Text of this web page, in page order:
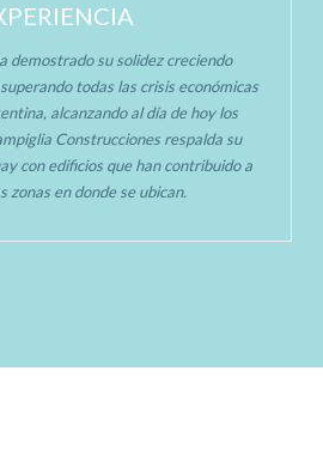
demostrado su solidez creciendo
todas las crisis económicas
alcanzando al día de hoy los
Construcciones respalda su
con edificios que han contribuido a
zonas en donde se ubican.